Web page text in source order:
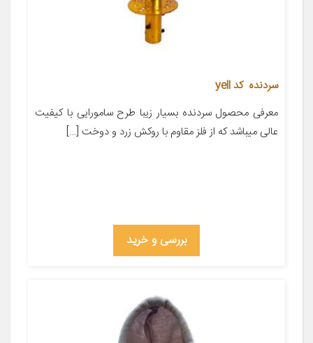
سردنده کد yell
معرفی محصول سردنده بسیار زیبا طرح سامورایی با کیفیت
عالی میباشد که از فلز مقاوم با روکش زرد و دوخت […]
بررسی و خرید